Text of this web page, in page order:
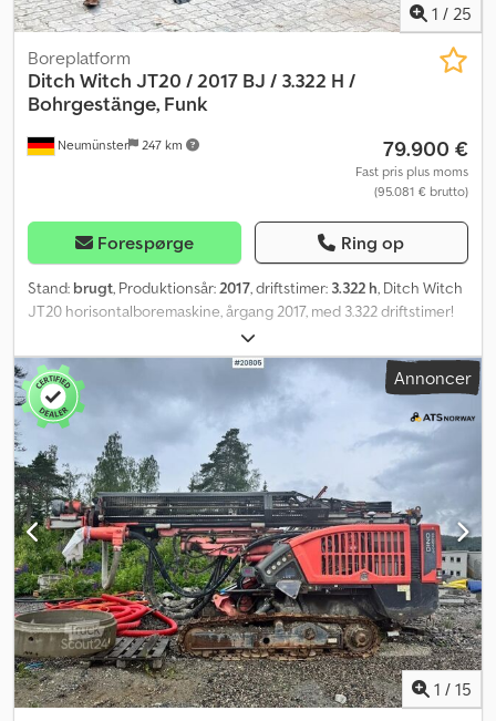
1 / 25
Neumünster 247 km
Boreplatform
Ditch Witch JT20 / 2017 BJ / 3.322 H /
Bohrgestänge, Funk
79.900 €
Fast pris plus moms
(95.081 € brutto)
Forespørge Ring op
Stand: brugt, Produktionsår: 2017, driftstimer: 3.322 h, Ditch Witch
JT20 horisontalboremaskine, årgang 2017, med 3.322 driftstimer!
Inkl. borestænger og borehoved! ----* Producent: Ditch Witch *
Type: JT20 * Årgang: 2017 * Modelår: 2018 * Aflæste driftstimer: ca.
3.322 * Sidste inspektion/service: februar 2026 * Tysk maskine *
Inkl. borestænger (se billeder) * Inkl. 1 x borehoved (se billeder) *
Fjernbetjening * Diverse servicepapirer foreligger! Cjdpfx Agezp
Tf Nj Aerf * Gode gummibånd * God stand! * Video kan rekvireres
* Pris: 79.900 euro, netto + 19 % moms ----Hvis du har yderligere
spørgsmål, bedes du ringe: Erik Kortum: WhatsApp ?Alle
oplysninger er uden garanti, og der tages forbehold for fejl og
mellemsalg. ?
Annoncer
1 / 15